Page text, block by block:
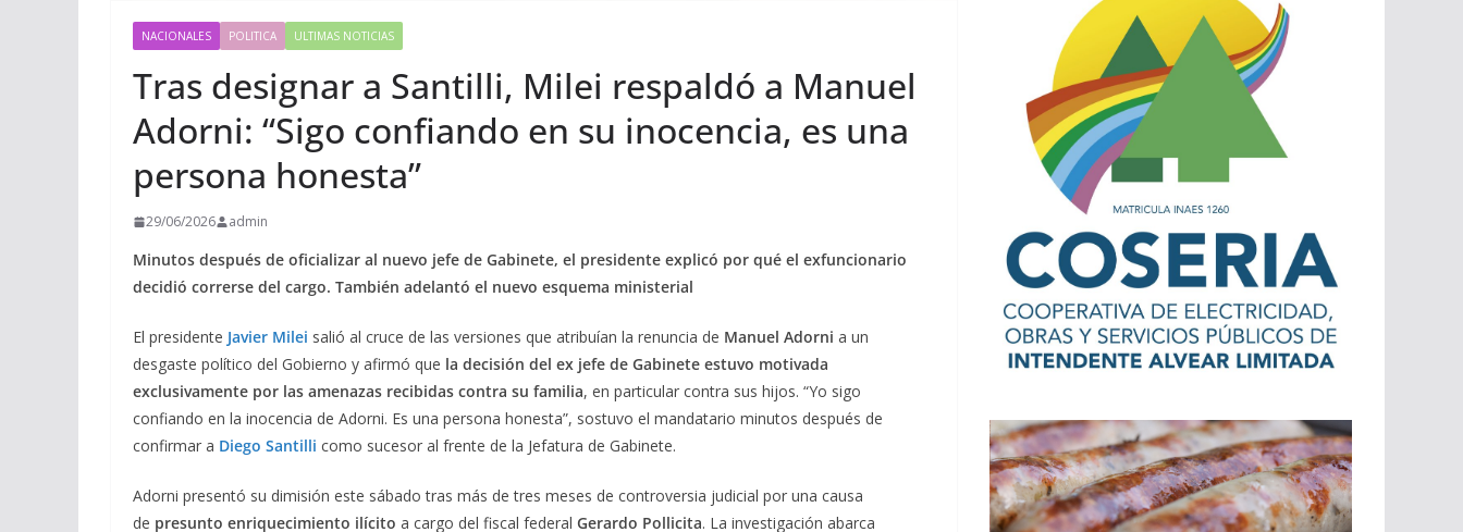
NACIONALES POLITICA ULTIMAS NOTICIAS
Tras designar a Santilli, Milei respaldó a Manuel
Adorni: “Sigo confiando en su inocencia, es una
persona honesta”
29/06/2026 admin
Minutos después de oficializar al nuevo jefe de Gabinete, el presidente explicó por qué el exfuncionario
decidió correrse del cargo. También adelantó el nuevo esquema ministerial
El presidente Javier Milei salió al cruce de las versiones que atribuían la renuncia de Manuel Adorni a un
desgaste político del Gobierno y afirmó que la decisión del ex jefe de Gabinete estuvo motivada
exclusivamente por las amenazas recibidas contra su familia, en particular contra sus hijos. “Yo sigo
confiando en la inocencia de Adorni. Es una persona honesta”, sostuvo el mandatario minutos después de
confirmar a Diego Santilli como sucesor al frente de la Jefatura de Gabinete.
Adorni presentó su dimisión este sábado tras más de tres meses de controversia judicial por una causa
de presunto enriquecimiento ilícito a cargo del fiscal federal Gerardo Pollicita. La investigación abarca